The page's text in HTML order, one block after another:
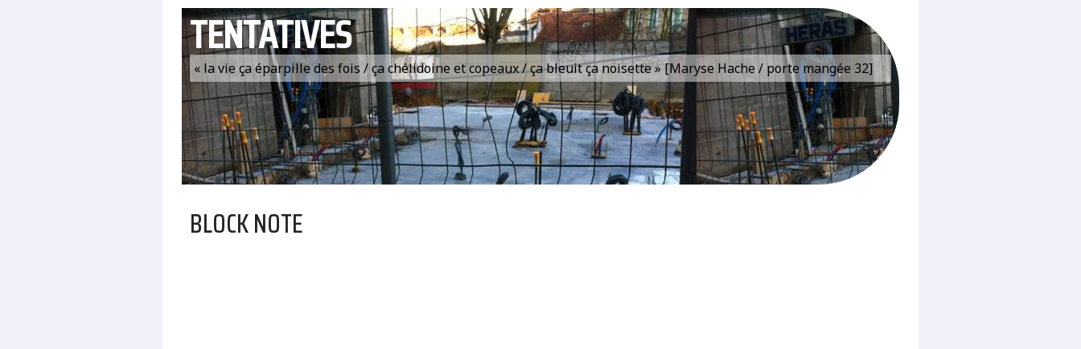
TENTATIVES
« la vie ça éparpille des fois / ça chélidoine et copeaux / ça bleuit ça noisette » [Maryse Hache / porte mangée 32]
BLOCK NOTE